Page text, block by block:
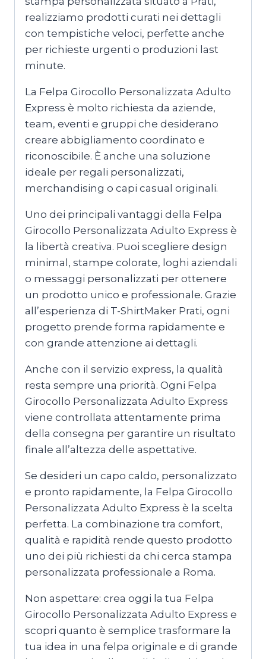
realizziamo prodotti curati nei dettagli
con tempistiche veloci, perfette anche
per richieste urgenti o produzioni last
minute.
La Felpa Girocollo Personalizzata Adulto
Express è molto richiesta da aziende,
team, eventi e gruppi che desiderano
creare abbigliamento coordinato e
riconoscibile. È anche una soluzione
ideale per regali personalizzati,
merchandising o capi casual originali.
Uno dei principali vantaggi della Felpa
Girocollo Personalizzata Adulto Express è
la libertà creativa. Puoi scegliere design
minimal, stampe colorate, loghi aziendali
o messaggi personalizzati per ottenere
un prodotto unico e professionale. Grazie
all’esperienza di T-ShirtMaker Prati, ogni
progetto prende forma rapidamente e
con grande attenzione ai dettagli.
Anche con il servizio express, la qualità
resta sempre una priorità. Ogni Felpa
Girocollo Personalizzata Adulto Express
viene controllata attentamente prima
della consegna per garantire un risultato
finale all’altezza delle aspettative.
Se desideri un capo caldo, personalizzato
e pronto rapidamente, la Felpa Girocollo
Personalizzata Adulto Express è la scelta
perfetta. La combinazione tra comfort,
qualità e rapidità rende questo prodotto
uno dei più richiesti da chi cerca stampa
personalizzata professionale a Roma.
Non aspettare: crea oggi la tua Felpa
Girocollo Personalizzata Adulto Express e
scopri quanto è semplice trasformare la
tua idea in una felpa originale e di grande